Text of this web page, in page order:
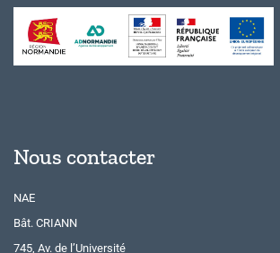
Nous contacter
NAE
Bât. CRIANN
745, Av. de l’Université